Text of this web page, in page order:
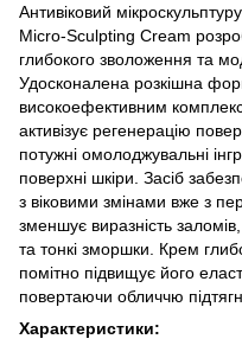
Антивіковий
Micro-Sculpting Cream
глибокого зволоження та
Удосконалена розкішна
високоефективним
активізує регенерацію
потужні омолоджувальні
поверхні шкіри. Засіб
з віковими змінами вже з
зменшує виразність
та тонкі зморшки. Крем
помітно підвищує його
повертаючи обличчю
Характеристики: